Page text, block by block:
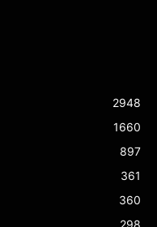
2948
1660
897
361
360
298